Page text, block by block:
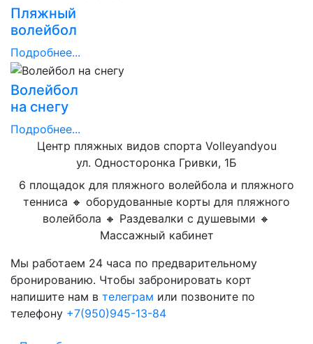
Пляжный
волейбол
Подробнее...
Волейбол
на снегу
Подробнее...
Центр пляжных видов спорта Volleyandyou
ул. Односторонка Гривки, 1Б
6 площадок для пляжного волейбола и пляжного
тенниса 🔸 оборудованные корты для пляжного
волейбола 🔸 Раздевалки с душевыми 🔸
Массажный кабинет
Мы работаем 24 часа по предварительному
бронированию. Чтобы забронировать корт
напишите нам в телеграм или позвоните по
телефону +7(950)945-13-84